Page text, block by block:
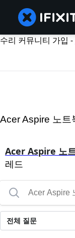
수리 커뮤니티 가입 -
Acer Aspire 노트
Acer Aspire 노
레드
전체 질문